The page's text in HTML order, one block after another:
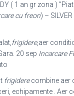
( 1 an gr zona )
cu freon) – SILVER
frigidere,aer
20 sep Incarcare
frigiderecombine aer
echipamente . Aer